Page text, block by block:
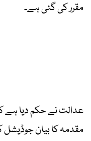
مقرر کی گئی ہے۔
عدالت نے حکم دیا ہے
مقدمہ کا بیان جوڈیشل